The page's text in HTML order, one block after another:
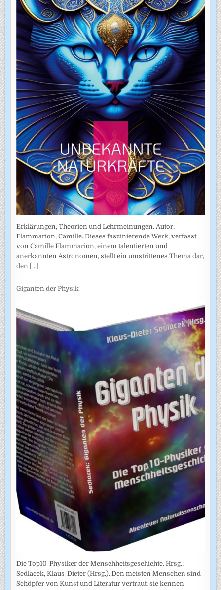
Erklärungen, Theorien und Lehrmeinungen. Autor:
Flammarion, Camille. Dieses faszinierende Werk, verfasst
von Camille Flammarion, einem talentierten und
anerkannten Astronomen, stellt ein umstrittenes Thema dar,
den [...]
Giganten der Physik
Die Top10-Physiker der Menschheitsgeschichte. Hrsg.:
Sedlacek, Klaus-Dieter (Hrsg.). Den meisten Menschen sind
Schöpfer von Kunst und Literatur vertraut, sie kennen